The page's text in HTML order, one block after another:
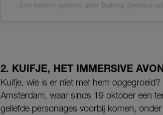
Een bericht gedeeld door Ballorig
2. KUIFJE, HET IMMERSIVE
Kuifje, wie is er niet met hem
Amsterdam, waar sinds 19 oktober een
geliefde personages voorbij komen,